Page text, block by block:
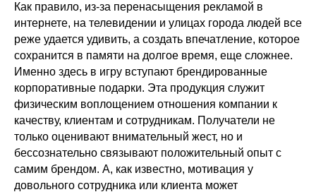
Как правило, из-за перенасыщения рекламой в
интернете, на телевидении и улицах города людей все
реже удается удивить, а создать впечатление, которое
сохранится в памяти на долгое время, еще сложнее.
Именно здесь в игру вступают брендированные
корпоративные подарки. Эта продукция служит
физическим воплощением отношения компании к
качеству, клиентам и сотрудникам. Получатели не
только оценивают внимательный жест, но и
бессознательно связывают положительный опыт с
самим брендом. А, как известно, мотивация у
довольного сотрудника или клиента может